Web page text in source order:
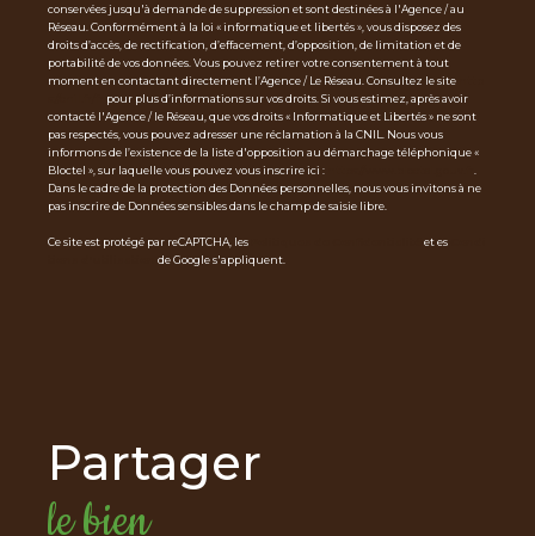
conservées jusqu'à demande de suppression et sont destinées à l'Agence / au
Réseau. Conformément à la loi « informatique et libertés », vous disposez des
droits d’accès, de rectification, d’effacement, d’opposition, de limitation et de
portabilité de vos données. Vous pouvez retirer votre consentement à tout
moment en contactant directement l’Agence / Le Réseau. Consultez le site
pour plus d’informations sur vos droits. Si vous estimez, après avoir
contacté l'Agence / le Réseau, que vos droits « Informatique et Libertés » ne sont
pas respectés, vous pouvez adresser une réclamation à la CNIL. Nous vous
informons de l’existence de la liste d'opposition au démarchage téléphonique «
Bloctel », sur laquelle vous pouvez vous inscrire ici :
Dans le cadre de la protection des Données personnelles, nous vous invitons à ne
pas inscrire de Données sensibles dans le champ de saisie libre.
Ce site est protégé par reCAPTCHA, les et es
de Google s'appliquent.
partager
le bien